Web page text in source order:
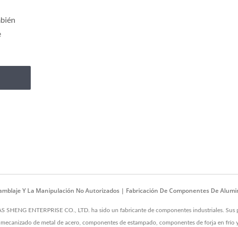
Y La Manipulación No Autorizados | Fabricación De Componentes De
SHENG ENTERPRISE CO., LTD. ha sido un fabricante de componentes industriales.
de metal de acero, componentes de estampado, componentes de forja en